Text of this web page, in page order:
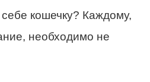
кошечку? Каждому,
необходимо не